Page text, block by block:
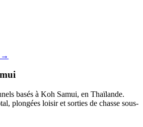
→
basés à Koh Samui, en Thaïlande.
plongées loisir et sorties de chasse sous-